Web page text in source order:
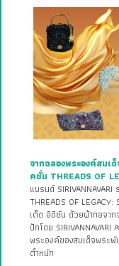
จากฉลองพระองค์สมเ
คชั่น THREADS OF
แบรนด์
THREADS OF
เต็ด อิดิชัน ด้วยผ้าทอจาก
ปักโดย
พระองค์ของสมเด็จพระ
ตำหนัก